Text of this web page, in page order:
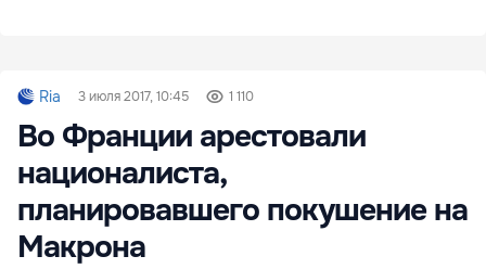
Ria 3 июля 2017, 10:45 1 110
Во Франции арестовали
националиста,
планировавшего покушение на
Макрона